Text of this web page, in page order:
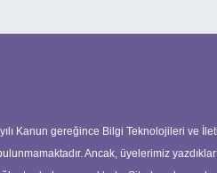
Kanun gereğince Bilgi Teknolojileri ve
Ancak, üyelerimiz